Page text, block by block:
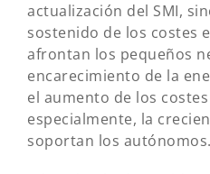
actualización del SMI,
sostenido de los costes
afrontan los pequeños
encarecimiento de la
el aumento de los
especialmente, la
soportan los autónomos.